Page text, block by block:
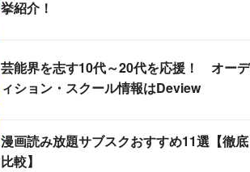
挙紹介！
芸能界を志す10代～20代を応援！ オーデ
ィション・スクール情報はDeview
漫画読み放題サブスクおすすめ11選【徹底
比較】